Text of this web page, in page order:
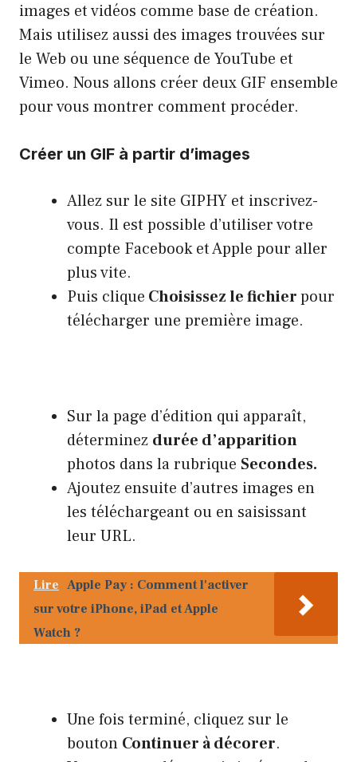
images et vidéos comme base de création.
Mais utilisez aussi des images trouvées sur
le Web ou une séquence de YouTube et
Vimeo. Nous allons créer deux GIF ensemble
pour vous montrer comment procéder.
Créer un GIF à partir d’images
Allez sur le site GIPHY et inscrivez-
vous. Il est possible d’utiliser votre
compte Facebook et Apple pour aller
plus vite.
Puis clique Choisissez le fichierpour
télécharger une première image.
Sur la page d’édition qui apparaît,
déterminez durée d’apparition
photos dans la rubrique Secondes.
Ajoutez ensuite d’autres images en
les téléchargeant ou en saisissant
leur URL.
Lire Apple Pay : Comment l'activer
sur votre iPhone, iPad et Apple
Watch ?
Une fois terminé, cliquez sur le
bouton Continuer à décorer.